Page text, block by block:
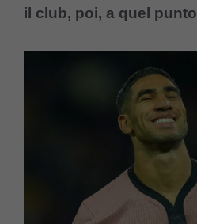
il club, poi, a quel punto